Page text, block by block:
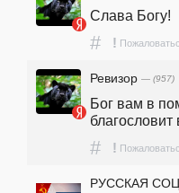
Слава Богу!
# !
Ревизор — (957)
Бог вам в
благословит
# !
РУССКАЯ